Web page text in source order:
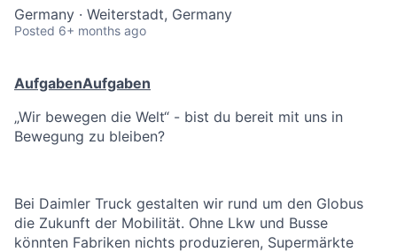
Germany · Weiterstadt, Germany
Posted 6+ months ago
AufgabenAufgaben
„Wir bewegen die Welt“ - bist du bereit mit uns in
Bewegung zu bleiben?
Bei Daimler Truck gestalten wir rund um den Globus
die Zukunft der Mobilität. Ohne Lkw und Busse
könnten Fabriken nichts produzieren, Supermärkte